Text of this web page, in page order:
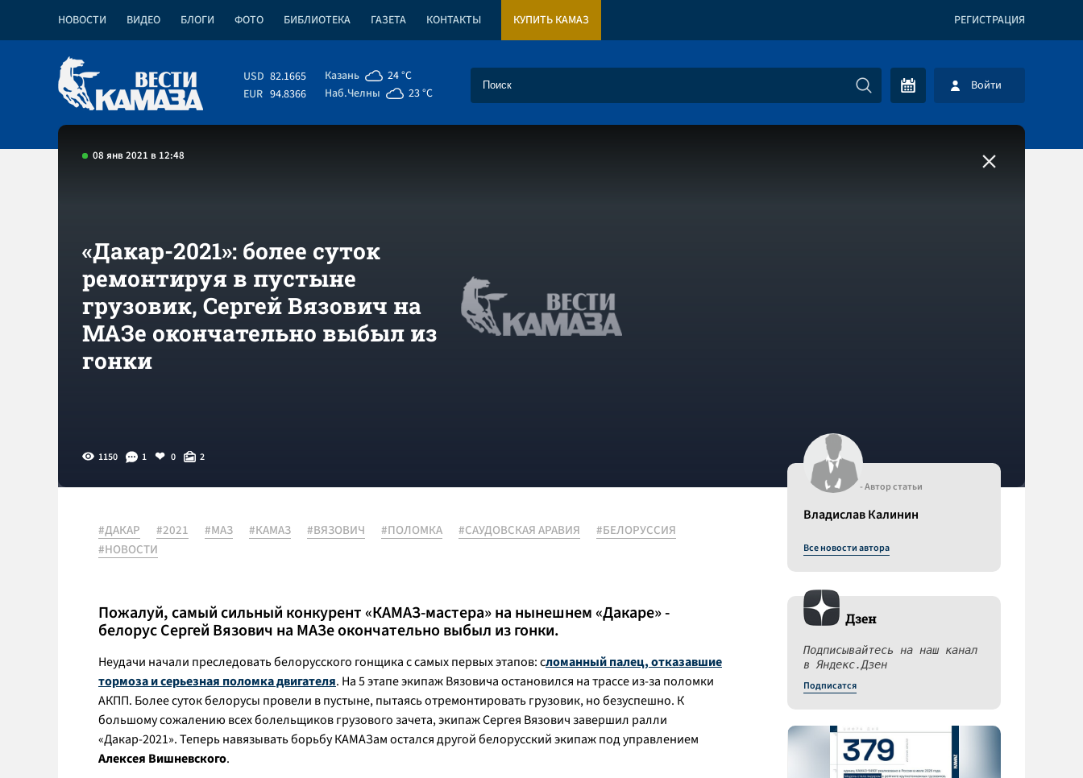
НОВОСТИ ВИДЕО БЛОГИ ФОТО БИБЛИОТЕКА ГАЗЕТА КОНТАКТЫ КУПИТЬ КАМАЗ РЕГИСТРАЦИЯ
USD 82.1665
EUR 94.8366
Казань
24 °C
Наб.Челны
23 °C Войти
08 янв 2021 в 12:48
«Дакар-2021»: более суток
ремонтируя в пустыне
грузовик, Сергей Вязович на
МАЗе окончательно выбыл из
гонки
1150 1 0 2
#ДАКАР #2021 #МАЗ #КАМАЗ #ВЯЗОВИЧ #ПОЛОМКА #САУДОВСКАЯ АРАВИЯ
#БЕЛОРУССИЯ
#НОВОСТИ
Пожалуй, самый сильный конкурент «КАМАЗ-мастера» на нынешнем «Дакаре» -
белорус Сергей Вязович на МАЗе окончательно выбыл из гонки.
Неудачи начали преследовать белорусского гонщика с самых первых этапов: сломанный палец, отказавшие
тормоза и серьезная поломка двигателя. На 5 этапе экипаж Вязовича остановился на трассе из-за поломки
АКПП. Более суток белорусы провели в пустыне, пытаясь отремонтировать грузовик, но безуспешно. К
большому сожалению всех болельщиков грузового зачета, экипаж Сергея Вязович завершил ралли
«Дакар-2021». Теперь навязывать борьбу КАМАЗам остался другой белорусский экипаж под управлением
Алексея Вишневского.
- Автор статьи
Владислав Калинин
Все новости автора
Дзен
Подписывайтесь на наш канал
в Яндекс.Дзен
Подписатся